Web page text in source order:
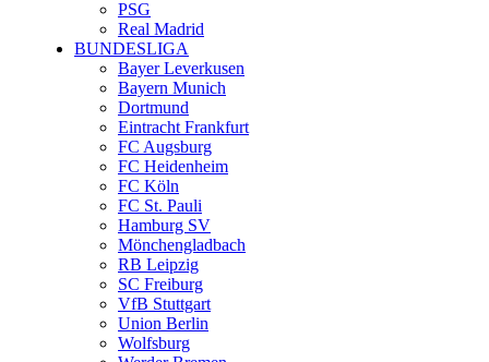
PSG
Real Madrid
BUNDESLIGA
Bayer Leverkusen
Bayern Munich
Dortmund
Eintracht Frankfurt
FC Augsburg
FC Heidenheim
FC Köln
FC St. Pauli
Hamburg SV
Mönchengladbach
RB Leipzig
SC Freiburg
VfB Stuttgart
Union Berlin
Wolfsburg